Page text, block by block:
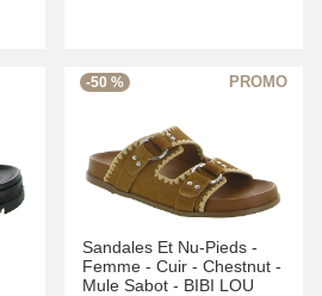
-50 %
Sandales Et Nu-Pieds -
Femme - Cuir - Chestnut -
Mule Sabot - BIBI LOU